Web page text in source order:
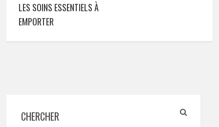
LES SOINS ESSENTIELS À
EMPORTER
CHERCHER